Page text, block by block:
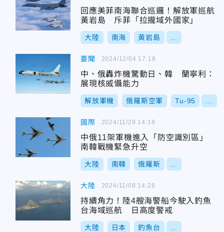
回應美菲南海聯合巡邏！解放軍巡航
黃岩島 斥菲「拉攏域外國家」
大陸 南海 黃岩島
要聞
中、俄轟炸機驚動日、韓 蘭寧利：
展現核威懾能力
解放軍機 俄羅斯空軍 Tu-95
2024/12/04 17:18
國際
中俄11架軍機進入「防空識別區」
南韓戰機緊急升空
大陸 南韓 俄羅斯
2024/11/29 14:18
大陸
持續角力！陸4艘海警船今駛入釣魚
台海域巡航 日高度警戒
大陸 日本 釣魚台
2024/11/08 14:28